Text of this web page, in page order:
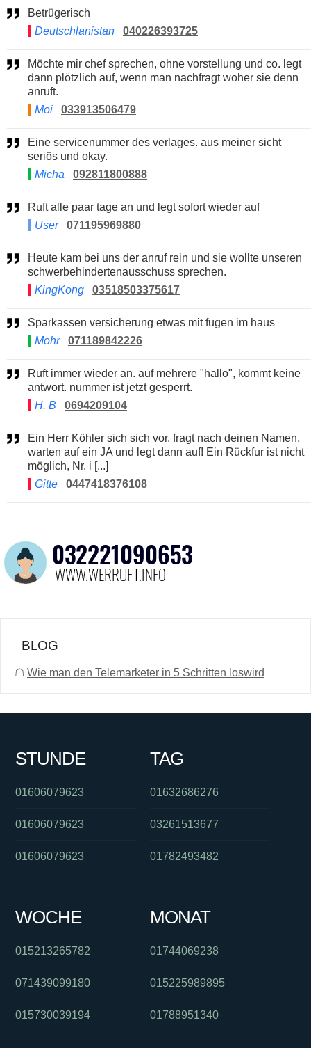
Betrügerisch
Deutschlanistan
040226393725
Möchte mir chef sprechen, ohne vorstellung und co. legt
dann plötzlich auf, wenn man nachfragt woher sie denn
anruft.
Moi
033913506479
Eine servicenummer des verlages. aus meiner sicht
seriös und okay.
Micha
092811800888
Ruft alle paar tage an und legt sofort wieder auf
User
071195969880
Heute kam bei uns der anruf rein und sie wollte unseren
schwerbehindertenausschuss sprechen.
KingKong
03518503375617
Sparkassen versicherung etwas mit fugen im haus
Mohr
071189842226
Ruft immer wieder an. auf mehrere "hallo", kommt keine
antwort. nummer ist jetzt gesperrt.
H. B
0694209104
Ein Herr Köhler sich sich vor, fragt nach deinen Namen,
warten auf ein JA und legt dann auf! Ein Rückfur ist nicht
möglich, Nr. i [...]
Gitte
0447418376108
BLOG
☖ Wie man den Telemarketer in 5 Schritten loswird
STUNDE
01606079623
01606079623
01606079623
TAG
01632686276
03261513677
01782493482
WOCHE
015213265782
071439099180
015730039194
MONAT
01744069238
015225989895
01788951340